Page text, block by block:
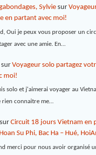
Sylviesur
en partant avec moi!
Oui je peux vous proposer un
avec une amie. En…
Voyageur solo partagez
moi!
solo et j'aimerai voyager au
rien connaitre me…
Circuit 18 jours Vietnam en
Su Phi, Bac Ha – Hué,
merci pour nous avoir organisé